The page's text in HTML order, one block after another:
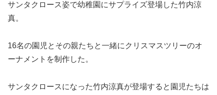
サンタクロース姿で幼稚園にサプライズ登場した竹内涼
真。
16名の園児とその親たちと一緒にクリスマスツリーのオ
ーナメントを制作した。
サンタクロースになった竹内涼真が登場すると園児たちは